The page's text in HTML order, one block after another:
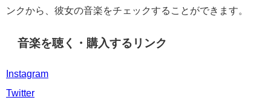
ンクから、彼女の音楽をチェックすることができます。
音楽を聴く・購入するリンク
Instagram
Twitter